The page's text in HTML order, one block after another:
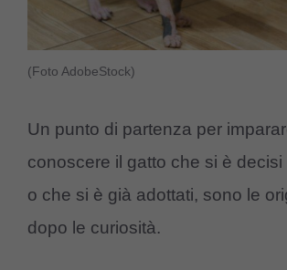
(Foto AdobeStock)
Un punto di partenza per
conoscere il gatto che si è decisi
o che si è già adottati, sono le
dopo le curiosità.